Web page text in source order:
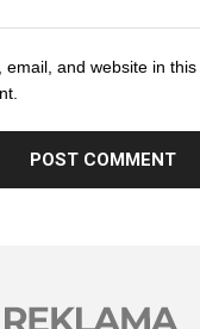
email, and website in